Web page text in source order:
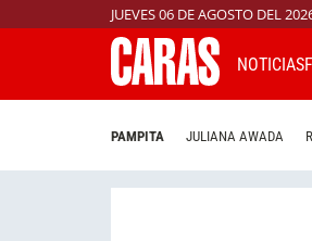
JUEVES 06 DE AGOSTO DEL
NOTICIAS
PAMPITA JULIANA AWADA